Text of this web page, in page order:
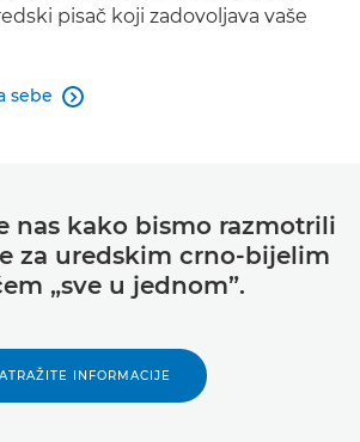
pisač koji zadovoljava vaše
sebe 
nas kako bismo razmotrili
za uredskim crno-bijelim
„sve u jednom”.
INFORMACIJE